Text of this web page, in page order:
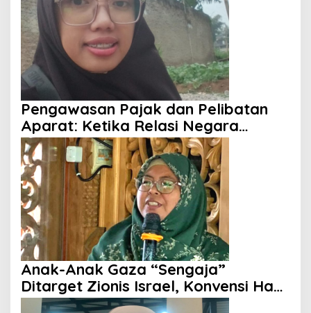
Pengawasan Pajak dan Pelibatan
Aparat: Ketika Relasi Negara
dengan Rakyat Dipertanyakan
Anak-Anak Gaza “Sengaja”
Ditarget Zionis Israel, Konvensi Hak
Anak Tak Berdaya